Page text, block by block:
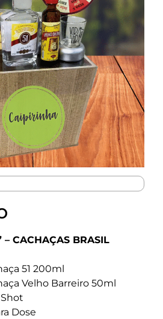
– CACHAÇAS BRASIL
51 200ml
Velho Barreiro 50ml
Dose